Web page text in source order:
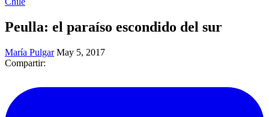
Peulla: el paraíso escondido del sur
María Pulgar May 5, 2017
Compartir: